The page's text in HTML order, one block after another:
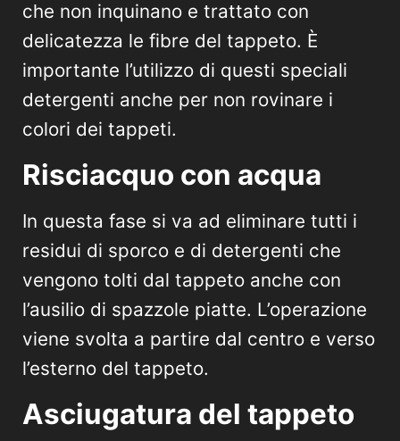
che non inquinano e trattato con
delicatezza le fibre del tappeto. È
importante l’utilizzo di questi speciali
detergenti anche per non rovinare i
colori dei tappeti.
Risciacquo con acqua
In questa fase si va ad eliminare tutti i
residui di sporco e di detergenti che
vengono tolti dal tappeto anche con
l’ausilio di spazzole piatte. L’operazione
viene svolta a partire dal centro e verso
l’esterno del tappeto.
Asciugatura del tappeto